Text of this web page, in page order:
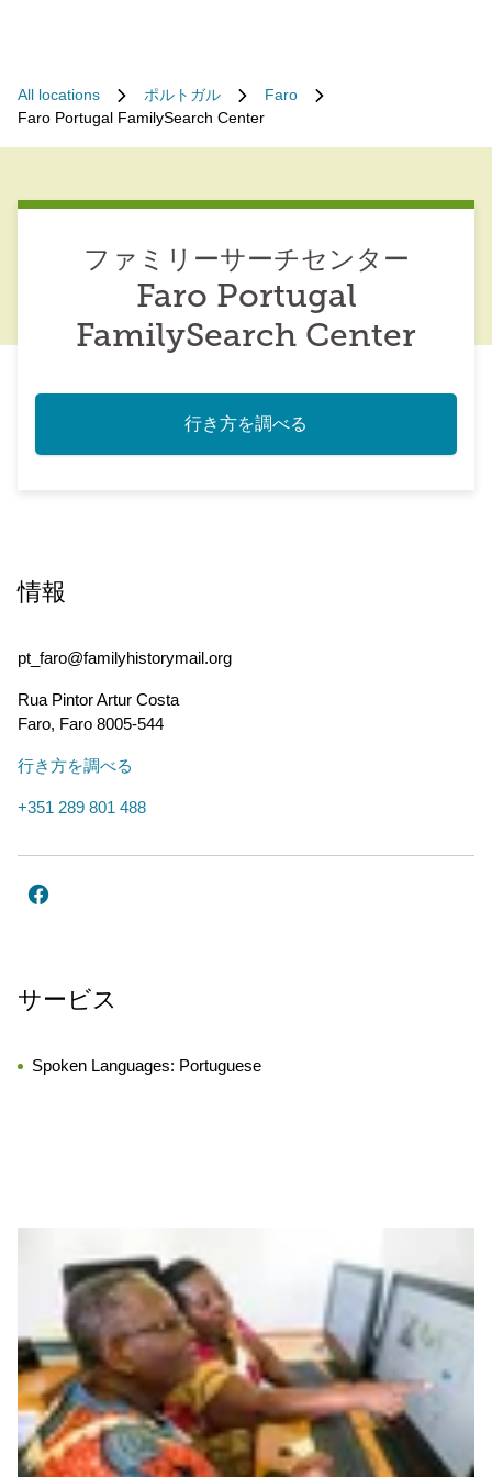
All locations ポルトガル
Faro
Faro Portugal FamilySearch Center
ファミリーサーチセンター
Faro Portugal
FamilySearch Center
行き方を調べる
情報
pt_faro@familyhistorymail.org
Rua Pintor Artur Costa
Faro, Faro 8005-544
行き方を調べる
+351 289 801 488
サービス
Spoken Languages: Portuguese